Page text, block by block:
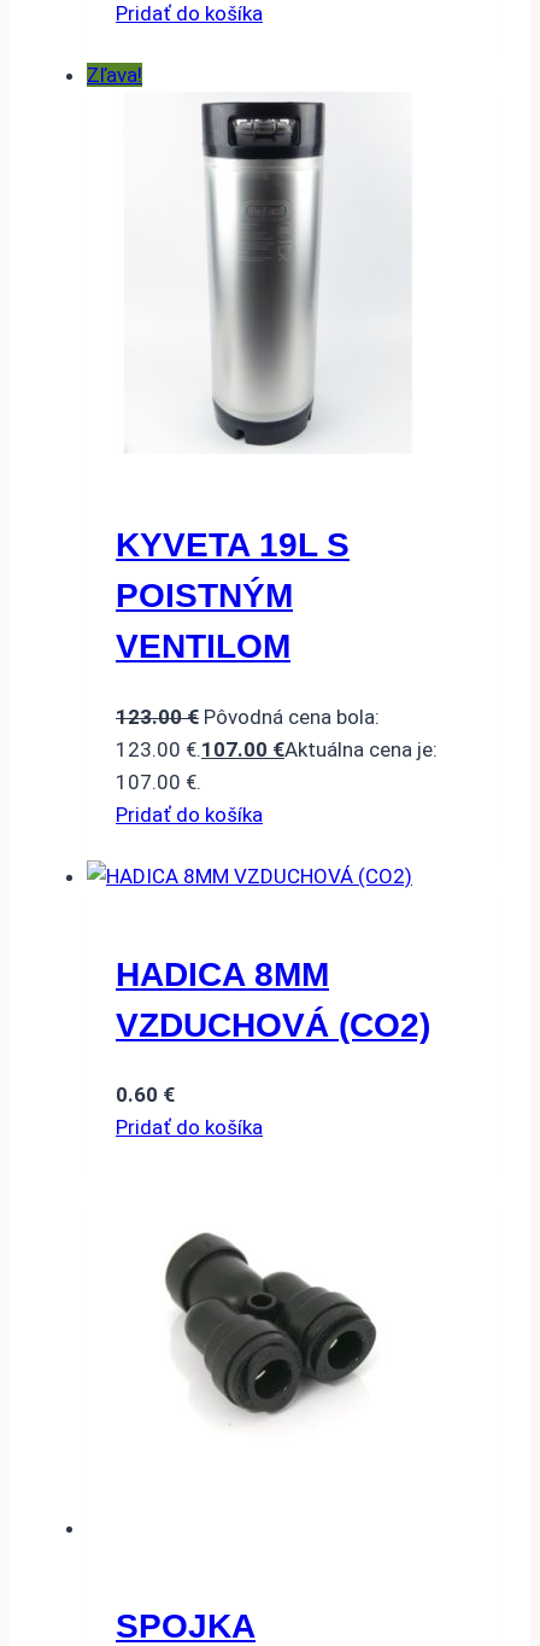
Pridať do košíka
Zľava!
KYVETA 19L S
POISTNÝM
VENTILOM
123.00€ Pôvodná cena bola:
123.00 €.107.00 €Aktuálna cena je:
107.00 €.
Pridať do košíka
HADICA 8MM
VZDUCHOVÁ (CO2)
0.60 €
Pridať do košíka
SPOJKA